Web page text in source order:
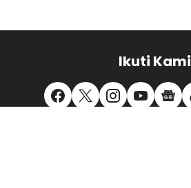
Ikuti Kami